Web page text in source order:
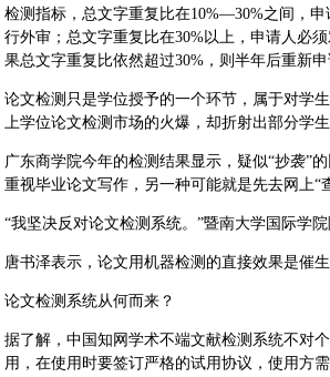
检测指标，总文字重复比在10%—30%之间，
行外审；总文字重复比在30%以上，申请人必
果总文字重复比依然超过30%，则半年后重新
论文检测只是学位授予的一个环节，属于对学
上学位论文检测市场的火爆，却折射出部分学
广东商学院今年的检测结果显示，疑似“抄袭”
重视毕业论文写作，另一种可能就是先去网上“
“我坚决反对论文检测系统。”暨南大学国际学
唐书泽表示，论文用机器检测的直接效果是催
论文检测系统从何而来？
据了解，中国知网学术不端文献检测系统不对
用，在使用时要签订严格的试用协议，使用方